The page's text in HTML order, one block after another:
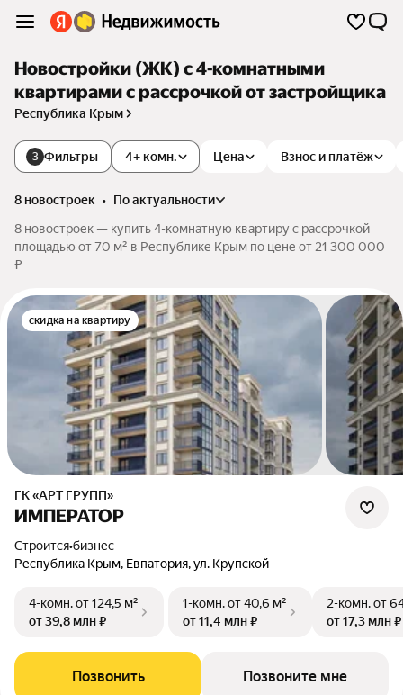
Новостройки (ЖК) с 4-комнатными
квартирами с рассрочкой от застройщика
Республика Крым
3 Фильтры Цена Взнос и платёж
4+ комн.
8 новостроек •
по актуальности
8 новостроек — купить 4-комнатную квартиру с рассрочкой
площадью от 70 м² в Республике Крым по цене от 21 300 000
₽
скидка на квартиру
ГК «АРТ ГРУПП»
ИМПЕРАТОР
Строится•бизнес
Республика Крым, Евпатория, ул. Крупской
4-комн.от 124,5 м²
от 39,8 млн ₽
1-комн.от 40,6 м²
от 11,4 млн ₽
2-комн.от
от 17,3 млн ₽
Позвонить Позвоните мне